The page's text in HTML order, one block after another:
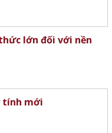
lớn đối với nền
tính mới